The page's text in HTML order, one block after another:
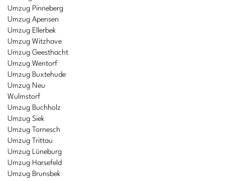
Umzug Pinneberg
Umzug Apensen
Umzug Ellerbek
Umzug Witzhave
Umzug Geesthacht
Umzug Wentorf
Umzug Buxtehude
Umzug Neu
Wulmstorf
Umzug Buchholz
Umzug Siek
Umzug Tornesch
Umzug Trittau
Umzug Lüneburg
Umzug Harsefeld
Umzug Brunsbek